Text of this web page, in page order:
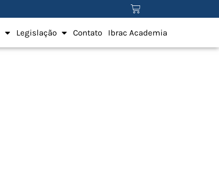
Legislação Contato Ibrac Academia